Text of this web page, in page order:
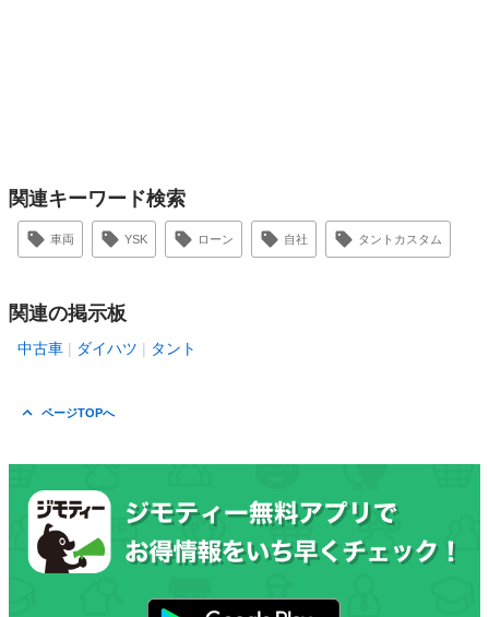
関連キーワード検索
車両 YSK ローン 自社 タントカスタム
関連の掲示板
中古車 ダイハツ タント
ページTOPへ